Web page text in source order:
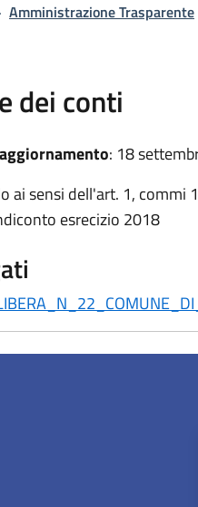
Amministrazione Trasparente
dei conti
: 18
ai sensi dell'art. 1, commi
esrecizio 2018